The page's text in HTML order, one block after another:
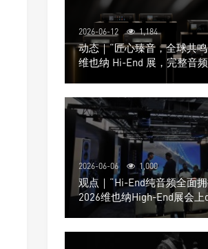
2026-06-12 1,184
动态｜“匠心臻音，全球共
维也纳 Hi-End 展，完整音
2026-06-06 1,000
观点｜“Hi-End纯音频全面
2026维也纳High-End展会上
Trinnov Audio搭建多声道演